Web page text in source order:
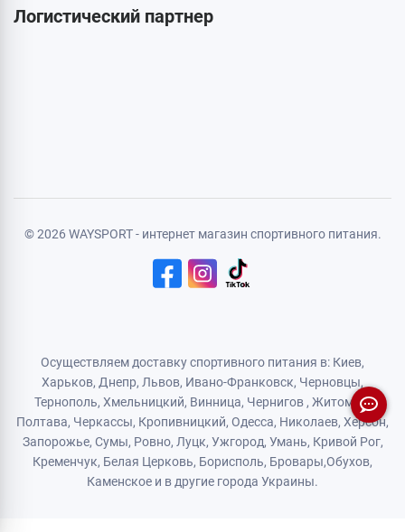
Карта сайта
Логистический партнер
© 2026 WAYSPORT - интернет магазин спортивного питания.